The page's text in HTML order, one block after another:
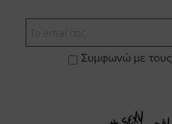
Συμφωνώ με τους